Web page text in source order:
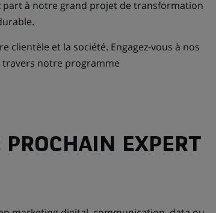
part à notre grand projet de transformation
clientèle et la société. Engagez-vous à nos
notre programme
EXPERT